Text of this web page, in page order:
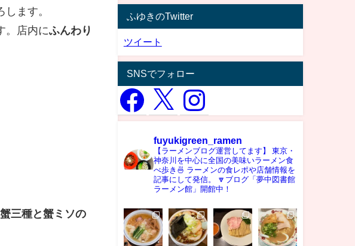
ます。
。店内にふんわり
三種と蟹ミソの
ふゆきのTwitter
ツイート
SNSでフォロー
fuyukigreen_ramen
【ラーメンブログ運営してます】
東京・
神奈川を中心に全国の美味いラーメン食
べ歩き🍜 ラーメンの食レポや店舗情報を
記事にして発信。
🔽ブログ「夢中図書館
ラーメン館」開館中！